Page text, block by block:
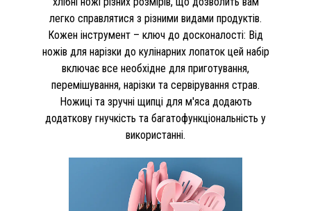
легко справлятися з різними видами продуктів.
Кожен інструмент – ключ до досконалості: Від
ножів для нарізки до кулінарних лопаток цей набір
включає все необхідне для приготування,
перемішування, нарізки та сервірування страв.
Ножиці та зручні щипці для м'яса додають
додаткову гнучкість та багатофункціональність у
використанні.